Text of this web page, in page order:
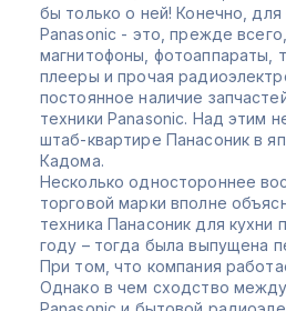
бы только о ней! Конечно, для
Panasonic - это, прежде
магнитофоны, фотоаппараты,
плееры и прочая
постоянное наличие
техники Panasonic. Над этим
штаб-квартире Панасоник в
Кадома.
Несколько одностороннее
торговой марки вполне
техника Панасоник для кухни
году – тогда была выпущена
При том, что компания
Однако в чем сходство